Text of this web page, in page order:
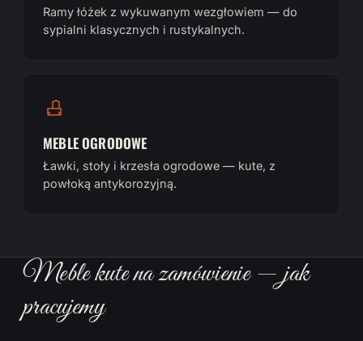
Ramy łóżek z wykuwanym wezgłowiem — do
sypialni klasycznych i rustykalnych.
MEBLE OGRODOWE
Ławki, stoły i krzesła ogrodowe — kute, z
powłoką antykorozyjną.
Meble kute na zamówienie — jak
pracujemy